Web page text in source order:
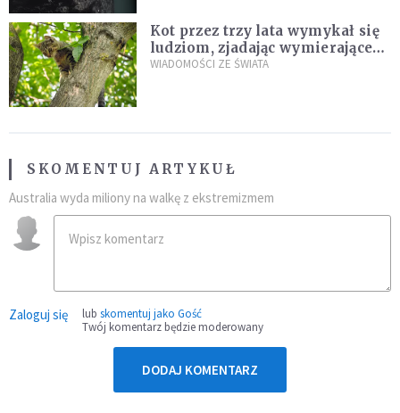
Kot przez trzy lata wymykał się
ludziom, zjadając wymierające
kaczki. W końcu popełnił
WIADOMOŚCI ZE ŚWIATA
SKOMENTUJ ARTYKUŁ
Australia wyda miliony na walkę z ekstremizmem
Zaloguj się lub skomentuj jako Gość
Twój komentarz będzie moderowany
DODAJ KOMENTARZ